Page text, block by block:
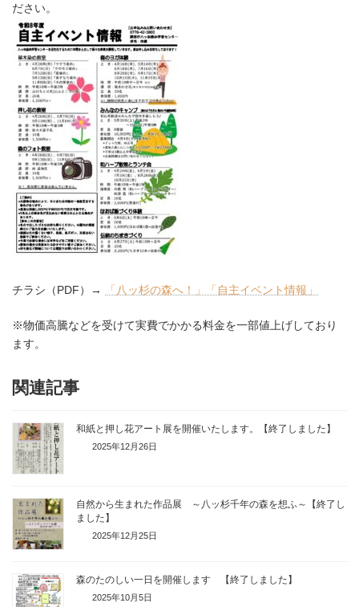
ださい。
チラシ（PDF）→ 「八ッ杉の森へ！」「自主イベント情報」
※物価高騰などを受けて実費でかかる料金を一部値上げしており
ます。
関連記事
和紙と押し花アート展を開催いたします。【終了しました】
2025年12月26日
自然から生まれた作品展 ～八ッ杉千年の森を想ふ～【終了し
ました】
2025年12月25日
森のたのしい一日を開催します 【終了しました】
2025年10月5日